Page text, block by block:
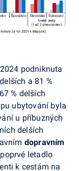
podniknuta
a 81 %
% delších
ubytování byla
u příbuzných
delších
dopravním
letadlo
k cestám na